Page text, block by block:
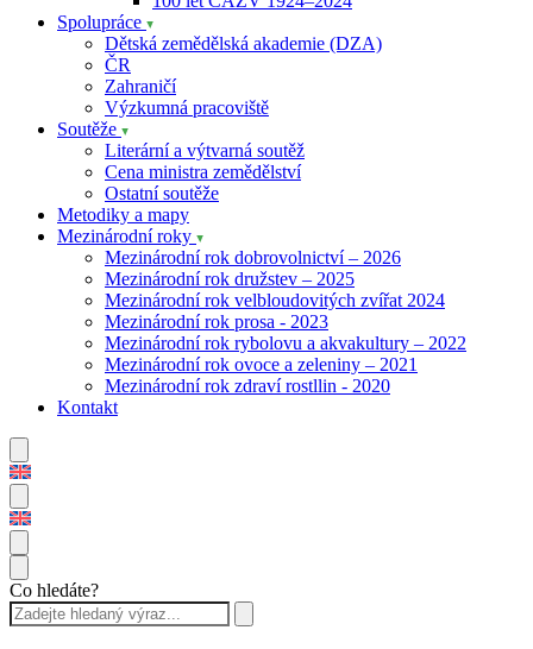
Spolupráce
Dětská zemědělská akademie (DZA)
ČR
Zahraničí
Výzkumná pracoviště
Soutěže
Literární a výtvarná soutěž
Cena ministra zemědělství
Ostatní soutěže
Metodiky a mapy
Mezinárodní roky
Mezinárodní rok dobrovolnictví – 2026
Mezinárodní rok družstev – 2025
Mezinárodní rok velbloudovitých zvířat 2024
Mezinárodní rok prosa - 2023
Mezinárodní rok rybolovu a akvakultury – 2022
Mezinárodní rok ovoce a zeleniny – 2021
Mezinárodní rok zdraví rostllin - 2020
Kontakt
Co hledáte?